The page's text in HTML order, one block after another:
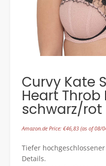
Curvy Kate
Heart Throb
schwarz/rot
Amazon.de Price: €46,83 (as of 08/
Tiefer
Details.